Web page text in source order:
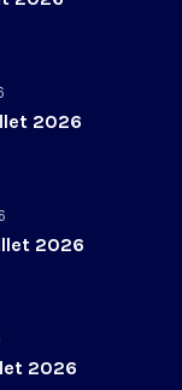
2026
2026
2026